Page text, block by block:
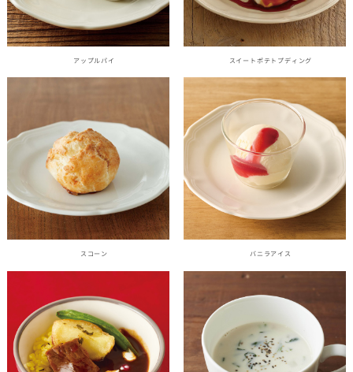
アップルパイ スイートポテトプディング
スコーン バニラアイス